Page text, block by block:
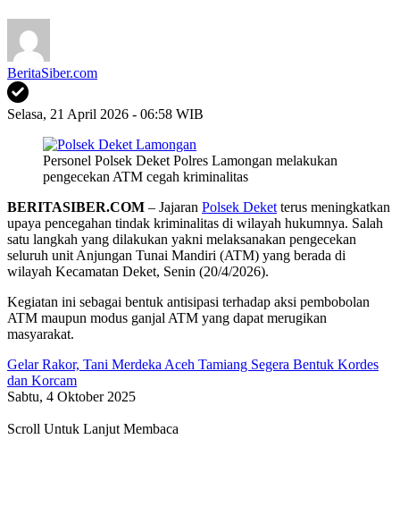
BeritaSiber.com
Selasa, 21 April 2026 - 06:58 WIB
Personel Polsek Deket Polres Lamongan melakukan
pengecekan ATM cegah kriminalitas
BERITASIBER.COM – Jajaran Polsek Deket terus meningkatkan
upaya pencegahan tindak kriminalitas di wilayah hukumnya. Salah
satu langkah yang dilakukan yakni melaksanakan pengecekan
seluruh unit Anjungan Tunai Mandiri (ATM) yang berada di
wilayah Kecamatan Deket, Senin (20/4/2026).
Kegiatan ini sebagai bentuk antisipasi terhadap aksi pembobolan
ATM maupun modus ganjal ATM yang dapat merugikan
masyarakat.
Gelar Rakor, Tani Merdeka Aceh Tamiang Segera Bentuk Kordes
dan Korcam
Sabtu, 4 Oktober 2025
Scroll Untuk Lanjut Membaca